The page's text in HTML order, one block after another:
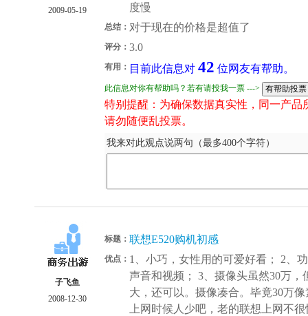
2009-05-19
度慢
总结： 对于现在的价格是超值了
评分： 3.0
有用： 目前此信息对 42 位网友有帮助。
此信息对你有帮助吗？若有请投我一票 --->
特别提醒：为确保数据真实性，同一产
请勿随便乱投票。
我来对此观点说两句（最多400个字符）
子飞鱼
2008-12-30
标题： 联想E520购机初感
优点： 1、小巧，女性用的可爱好看； 2、
声音和视频； 3、摄像头虽然30万
大，还可以。摄像凑合。毕竟30万
上网时候人少吧，老的联想上网不